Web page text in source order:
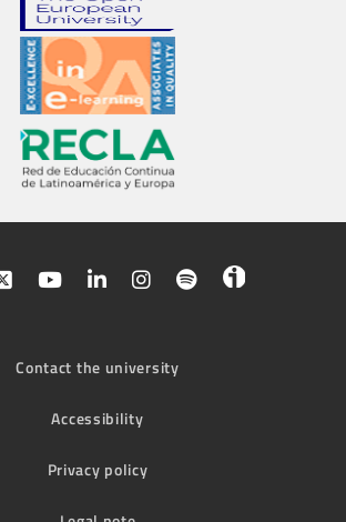
Contact the university
Accessibility
Privacy policy